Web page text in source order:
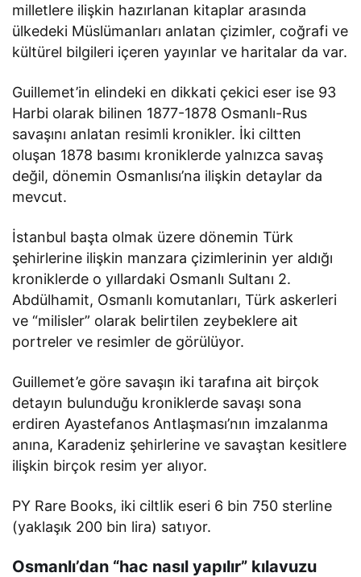
milletlere ilişkin hazırlanan kitaplar arasında
ülkedeki Müslümanları anlatan çizimler, coğrafi ve
kültürel bilgileri içeren yayınlar ve haritalar da var.
Guillemet’in elindeki en dikkati çekici eser ise 93
Harbi olarak bilinen 1877-1878 Osmanlı-Rus
savaşını anlatan resimli kronikler. İki ciltten
oluşan 1878 basımı kroniklerde yalnızca savaş
değil, dönemin Osmanlısı’na ilişkin detaylar da
mevcut.
İstanbul başta olmak üzere dönemin Türk
şehirlerine ilişkin manzara çizimlerinin yer aldığı
kroniklerde o yıllardaki Osmanlı Sultanı 2.
Abdülhamit, Osmanlı komutanları, Türk askerleri
ve “milisler” olarak belirtilen zeybeklere ait
portreler ve resimler de görülüyor.
Guillemet’e göre savaşın iki tarafına ait birçok
detayın bulunduğu kroniklerde savaşı sona
erdiren Ayastefanos Antlaşması’nın imzalanma
anına, Karadeniz şehirlerine ve savaştan kesitlere
ilişkin birçok resim yer alıyor.
PY Rare Books, iki ciltlik eseri 6 bin 750 sterline
(yaklaşık 200 bin lira) satıyor.
Osmanlı’dan “hac nasıl yapılır” kılavuzu